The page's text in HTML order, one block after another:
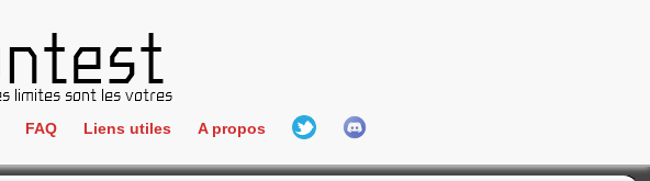
FAQ Liens utiles
IRC
A propos
L'équipe